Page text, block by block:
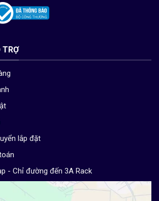
TRỢ
lắp đặt
- Chỉ đường đến 3A Rack